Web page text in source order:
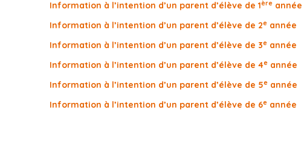
Information à l’intention d’un parent d’élève de 1ère année
Information à l’intention d’un parent d’élève de 2e année
Information à l’intention d’un parent d’élève de 3e année
Information à l’intention d’un parent d’élève de 4e année
Information à l’intention d’un parent d’élève de 5e année
Information à l’intention d’un parent d’élève de 6e année